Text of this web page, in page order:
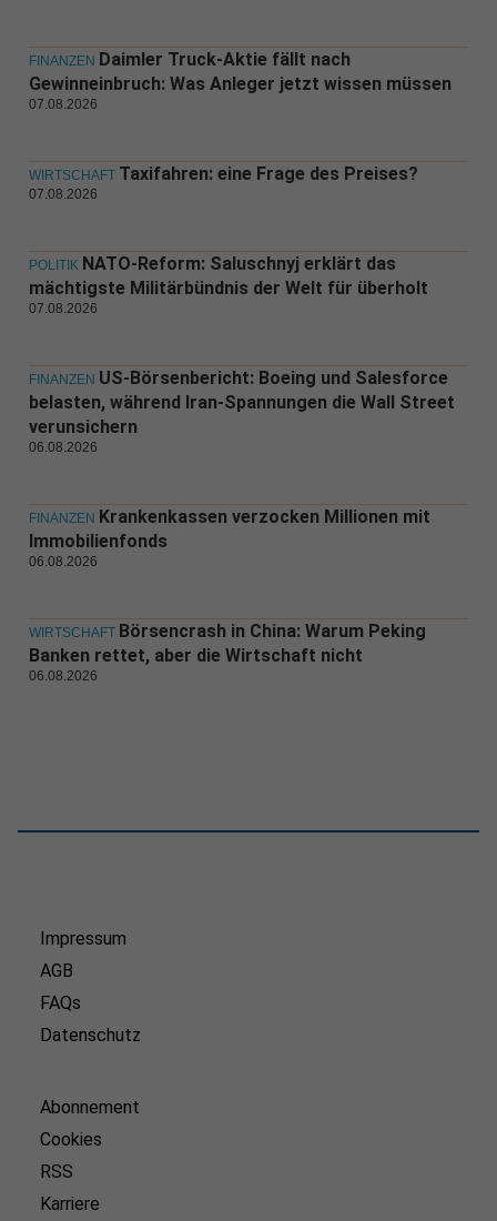
FINANZEN Daimler Truck-Aktie fällt nach
Gewinneinbruch: Was Anleger jetzt wissen müssen
07.08.2026
WIRTSCHAFT Taxifahren: eine Frage des Preises?
07.08.2026
POLITIK NATO-Reform: Saluschnyj erklärt das
mächtigste Militärbündnis der Welt für überholt
07.08.2026
FINANZEN US-Börsenbericht: Boeing und Salesforce
belasten, während Iran-Spannungen die Wall Street
verunsichern
06.08.2026
FINANZEN Krankenkassen verzocken Millionen mit
Immobilienfonds
06.08.2026
WIRTSCHAFT Börsencrash in China: Warum Peking
Banken rettet, aber die Wirtschaft nicht
06.08.2026
Impressum
AGB
FAQs
Datenschutz
Abonnement
Cookies
RSS
Karriere